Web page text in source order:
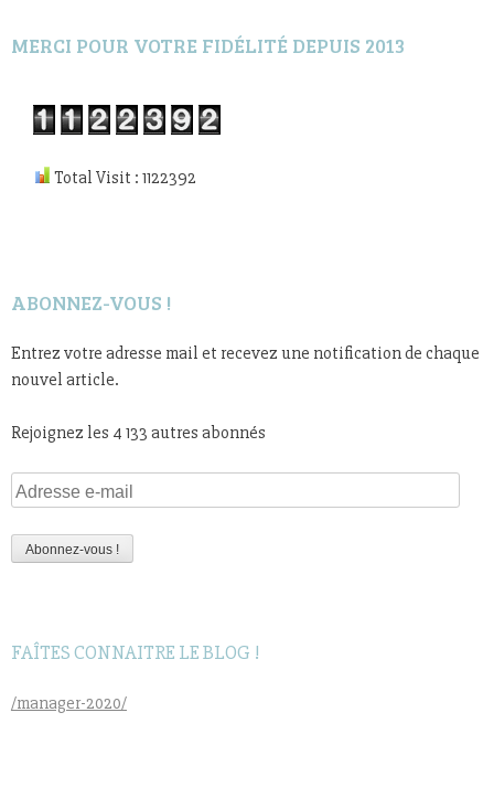
MERCI POUR VOTRE FIDÉLITÉ DEPUIS 2013
Total Visit : 1122392
ABONNEZ-VOUS !
Entrez votre adresse mail et recevez une notification de chaque
nouvel article.
Rejoignez les 4 133 autres abonnés
Adresse
e-
mail
Abonnez-vous !
FAÎTES CONNAITRE LE BLOG !
/manager-2020/